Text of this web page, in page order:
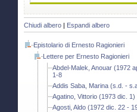
Chiudi albero | Espandi albero
Epistolario di Ernesto Ragionieri
Lettere per Ernesto Ragionieri
Abdel-Malek, Anouar (1972
1-8
Addis Saba, Marina (s.d. -
Agatino, Vittorio (1973 dic. 1)
Agosti, Aldo (1972 dic. 22 -